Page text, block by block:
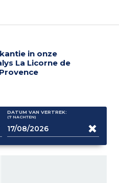
in onze
La Licorne de
DATUM VAN VERTREK:
(7 NACHTEN)